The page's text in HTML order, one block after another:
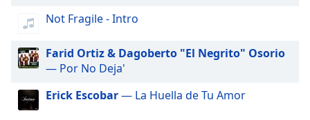
Beginning
dialog
window.
cancel
Not Fragile - Intro
Farid Ortiz & Dagoberto "El Negrito" Osorio
— Por No Deja'
Erick Escobar— La Huella de Tu Amor